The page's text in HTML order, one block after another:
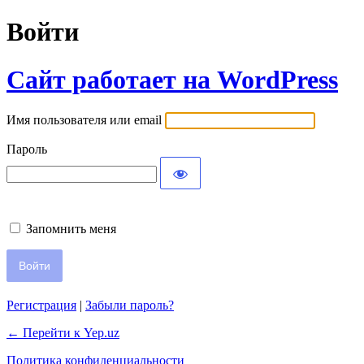
Войти
Сайт работает на WordPress
Имя пользователя или email
Пароль
Запомнить меня
Регистрация | Забыли пароль?
← Перейти к Yep.uz
Политика конфиденциальности